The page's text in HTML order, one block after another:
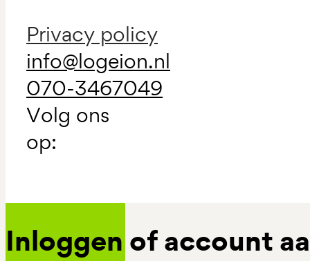
Privacy policy
info@logeion.nl
070-3467049
Volg ons
op:
Inloggen of account